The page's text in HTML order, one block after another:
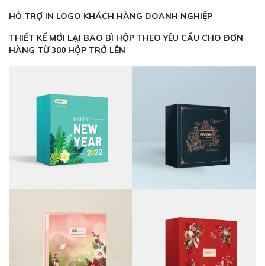
HỖ TRỢ IN LOGO KHÁCH HÀNG DOANH NGHIỆP
THIẾT KẾ MỚI LẠI BAO BÌ HỘP THEO YÊU CẦU CHO ĐƠN
HÀNG TỪ 300 HỘP TRỞ LÊN